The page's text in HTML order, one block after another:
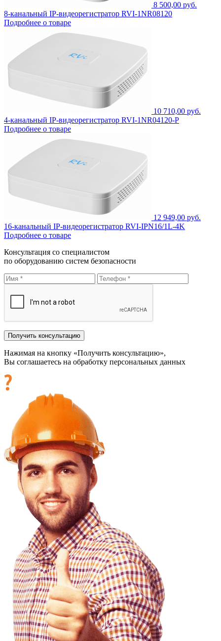
8 500,00 руб.
8-канальный IP-видеорегистратор RVI-1NR08120
Подробнее о товаре
10 710,00 руб.
4-канальный IP-видеорегистратор RVI-1NR04120-P
Подробнее о товаре
12 949,00 руб.
16-канальный IP-видеорегистратор RVI-IPN16/1L-4K
Подробнее о товаре
Консультация со специалистом
по оборудованию систем безопасности
Нажимая на кнопку «Получить консультацию»,
Вы соглашаетесь на обработку персональных данных